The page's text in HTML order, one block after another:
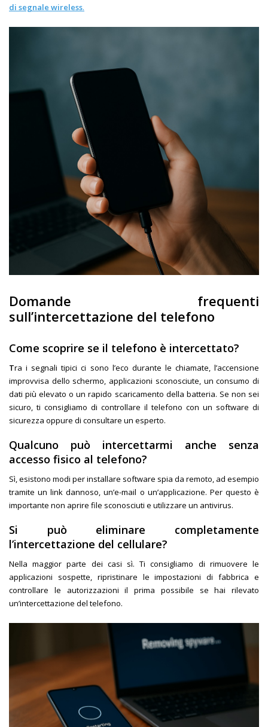
di segnale wireless.
Domande frequenti
sull’intercettazione del telefono
Come scoprire se il telefono è intercettato?
Tra i segnali tipici ci sono l’eco durante le chiamate, l’accensione
improvvisa dello schermo, applicazioni sconosciute, un consumo di
dati più elevato o un rapido scaricamento della batteria. Se non sei
sicuro, ti consigliamo di controllare il telefono con un software di
sicurezza oppure di consultare un esperto.
Qualcuno può intercettarmi anche senza
accesso fisico al telefono?
Sì, esistono modi per installare software spia da remoto, ad esempio
tramite un link dannoso, un’e-mail o un’applicazione. Per questo è
importante non aprire file sconosciuti e utilizzare un antivirus.
Si può eliminare completamente
l’intercettazione del cellulare?
Nella maggior parte dei casi sì. Ti consigliamo di rimuovere le
applicazioni sospette, ripristinare le impostazioni di fabbrica e
controllare le autorizzazioni il prima possibile se hai rilevato
un’intercettazione del telefono.